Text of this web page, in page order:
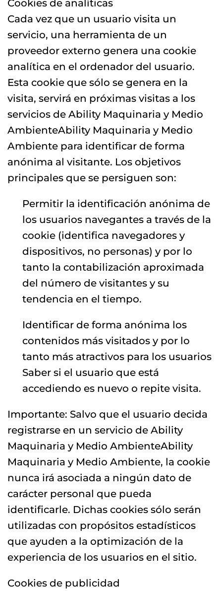
Cookies de analíticas
Cada vez que un usuario visita un
servicio, una herramienta de un
proveedor externo genera una cookie
analítica en el ordenador del usuario.
Esta cookie que sólo se genera en la
visita, servirá en próximas visitas a los
servicios de Ability Maquinaria y Medio
AmbienteAbility Maquinaria y Medio
Ambiente para identificar de forma
anónima al visitante. Los objetivos
principales que se persiguen son:
Permitir la identificación anónima de
los usuarios navegantes a través de la
cookie (identifica navegadores y
dispositivos, no personas) y por lo
tanto la contabilización aproximada
del número de visitantes y su
tendencia en el tiempo.
Identificar de forma anónima los
contenidos más visitados y por lo
tanto más atractivos para los usuarios
Saber si el usuario que está
accediendo es nuevo o repite visita.
Importante: Salvo que el usuario decida
registrarse en un servicio de Ability
Maquinaria y Medio AmbienteAbility
Maquinaria y Medio Ambiente, la cookie
nunca irá asociada a ningún dato de
carácter personal que pueda
identificarle. Dichas cookies sólo serán
utilizadas con propósitos estadísticos
que ayuden a la optimización de la
experiencia de los usuarios en el sitio.
Cookies de publicidad